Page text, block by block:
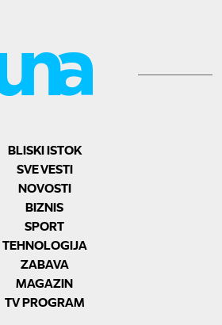
BLISKI ISTOK
SVE VESTI
NOVOSTI
BIZNIS
SPORT
TEHNOLOGIJA
ZABAVA
MAGAZIN
TV PROGRAM